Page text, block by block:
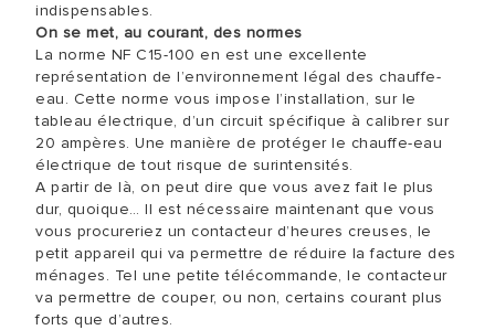
indispensables.
On se met, au courant, des normes
La norme NF C15-100 en est une excellente
représentation de l’environnement légal des chauffe-
eau. Cette norme vous impose l’installation, sur le
tableau électrique, d’un circuit spécifique à calibrer sur
20 ampères. Une manière de protéger le chauffe-eau
électrique de tout risque de surintensités.
A partir de là, on peut dire que vous avez fait le plus
dur, quoique… Il est nécessaire maintenant que vous
vous procureriez un contacteur d’heures creuses, le
petit appareil qui va permettre de réduire la facture des
ménages. Tel une petite télécommande, le contacteur
va permettre de couper, ou non, certains courant plus
forts que d’autres.